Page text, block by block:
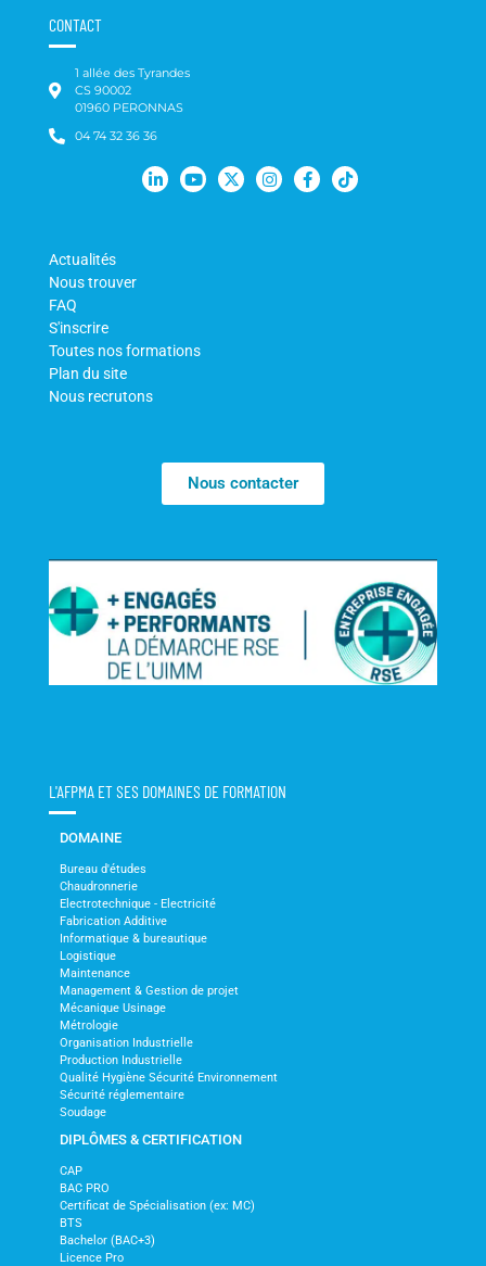
CONTACT
1 allée des Tyrandes
CS 90002
01960 PERONNAS
04 74 32 36 36
Actualités
Nous trouver
FAQ
S'inscrire
Toutes nos formations
Plan du site
Nous recrutons
Nous contacter
L'AFPMA ET SES DOMAINES DE FORMATION
DOMAINE
Bureau d'études
Chaudronnerie
Electrotechnique - Electricité
Fabrication Additive
Informatique & bureautique
Logistique
Maintenance
Management & Gestion de projet
Mécanique Usinage
Métrologie
Organisation Industrielle
Production Industrielle
Qualité Hygiène Sécurité Environnement
Sécurité réglementaire
Soudage
DIPLÔMES & CERTIFICATION
CAP
BAC PRO
Certificat de Spécialisation (ex: MC)
BTS
Bachelor (BAC+3)
Licence Pro